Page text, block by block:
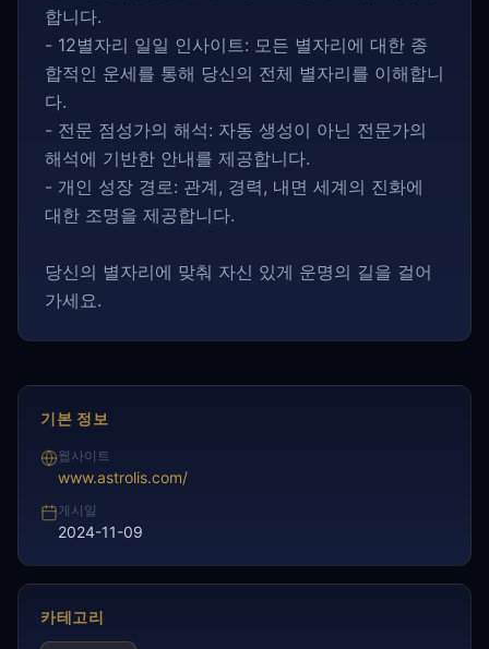
합니다.
- 12별자리 일일 인사이트: 모든 별자리에 대한 종
합적인 운세를 통해 당신의 전체 별자리를 이해합니
다.
- 전문 점성가의 해석: 자동 생성이 아닌 전문가의
해석에 기반한 안내를 제공합니다.
- 개인 성장 경로: 관계, 경력, 내면 세계의 진화에
대한 조명을 제공합니다.
당신의 별자리에 맞춰 자신 있게 운명의 길을 걸어
가세요.
기본 정보
웹사이트
www.astrolis.com/
게시일
2024-11-09
카테고리